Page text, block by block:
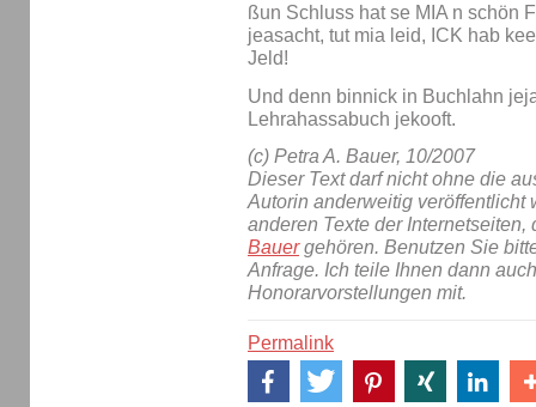
ßun Schluss hat se MIA n schön
jeasacht, tut mia leid, ICK hab
Jeld!
Und denn binnick in Buchlahn
Lehrahassabuch jekooft.
(c) Petra A. Bauer, 10/2007
Dieser Text darf nicht ohne die
Autorin anderweitig veröffentlicht
anderen Texte der Internetseiten,
Bauergehören. Benutzen Sie
Anfrage. Ich teile Ihnen dann
Honorarvorstellungen mit.
Permalink